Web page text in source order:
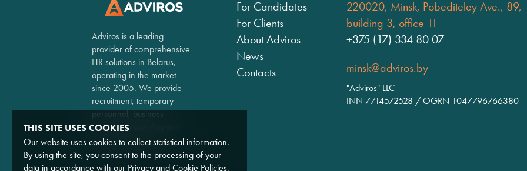
Adviros is a leading
provider of comprehensive
HR solutions in Belarus,
operating in the market
since 2005. We provide
recruitment, temporary
personnel, business-
process outsourcing and
consulting services.
For Candidates
For Clients
About Adviros
News
Contacts
220020, Minsk, Pobediteley Ave., 89,
building 3, office 11
+375 (17) 334 80 07
minsk@adviros.by
"Adviros" LLC
INN 7714572528 / OGRN 1047796766380
THIS SITE USES COOKIES
Our website uses cookies to collect statistical information.
By using the site, you consent to the processing of your
data in accordance with our Privacy and Cookie Policies.